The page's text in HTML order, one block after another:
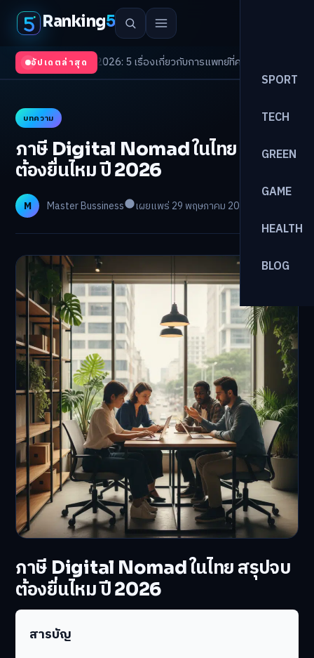
Ranking5
SPORT
TECH
GREEN
GAME
HEALTH
BLOG
อัปเดตล่าสุด
2026: 5 เรื่องเกี่ยวกับการแพทย์ที่ควรรู้/ดอกเบี้ยขาขึ้นรอบใหม่! จัด
บทความ
ภาษี Digital Nomad ในไทย สรุปจบ
ต้องยื่นไหม ปี 2026
M Master Bussiness เผยแพร่ 29 พฤษภาคม 2026
ภาษี Digital Nomad ในไทย สรุปจบ
ต้องยื่นไหม ปี 2026
สารบัญ